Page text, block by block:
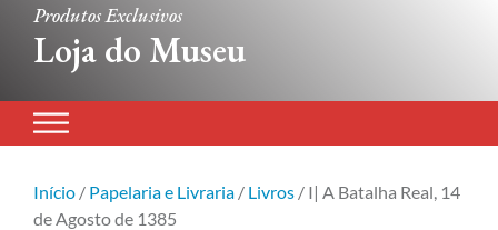
Produtos Exclusivos
Loja do Museu
Início / Papelaria e Livraria / Livros / I| A Batalha Real, 14
de Agosto de 1385